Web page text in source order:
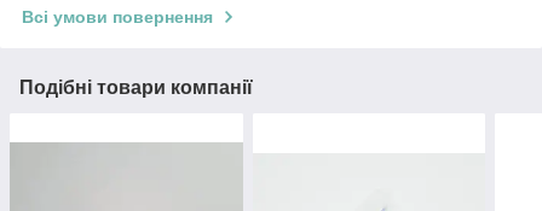
Всі умови повернення
Подібні товари компанії